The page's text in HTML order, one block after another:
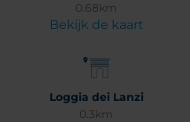
0.68km
Bekijk de kaart
Loggia dei Lanzi
0.3km